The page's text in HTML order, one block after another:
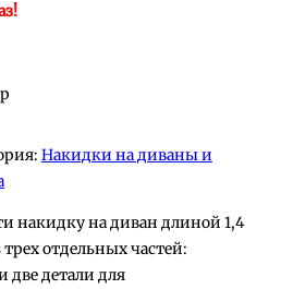
Накидки на диваны и
накидку на диван длиной 1,4
отдельных частей:
две детали для